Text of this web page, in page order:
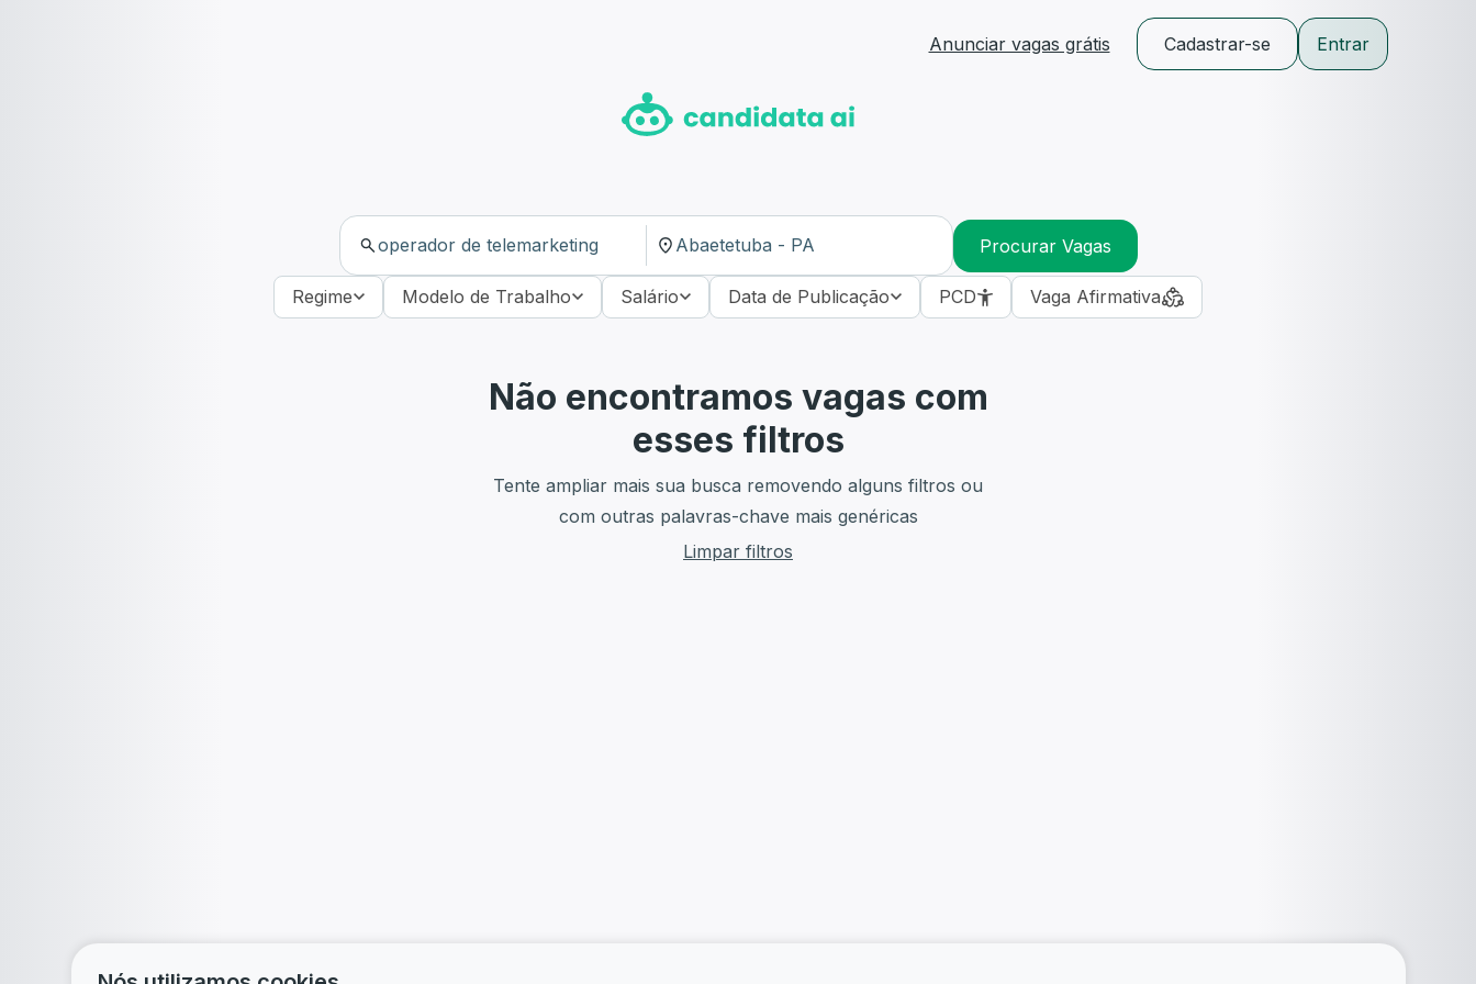
Anunciar vagas grátis Cadastrar-se Entrar
Procurar Vagas
Regime Modelo de Trabalho Salário Data de Publicação PCD Vaga Afirmativa
Não encontramos vagas com
esses filtros
Tente ampliar mais sua busca removendo alguns filtros ou
com outras palavras-chave mais genéricas
Limpar filtros